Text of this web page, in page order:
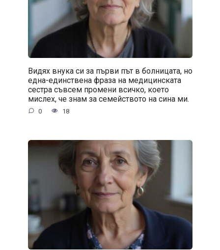
Видях внука си за първи път в болницата, но
една-единствена фраза на медицинската
сестра съвсем промени всичко, което
мислех, че знам за семейството на сина ми.
0 18